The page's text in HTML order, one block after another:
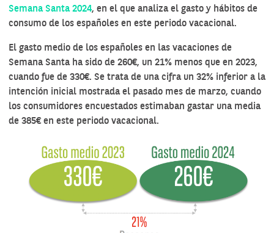
Semana Santa 2024, en el que analiza el gasto y hábitos de
consumo de los españoles en este periodo vacacional.
El gasto medio de los españoles en las vacaciones de
Semana Santa ha sido de 260€, un 21% menos que en 2023,
cuando fue de 330€. Se trata de una cifra un 32% inferior a la
intención inicial mostrada el pasado mes de marzo, cuando
los consumidores encuestados estimaban gastar una media
de 385€ en este periodo vacacional.